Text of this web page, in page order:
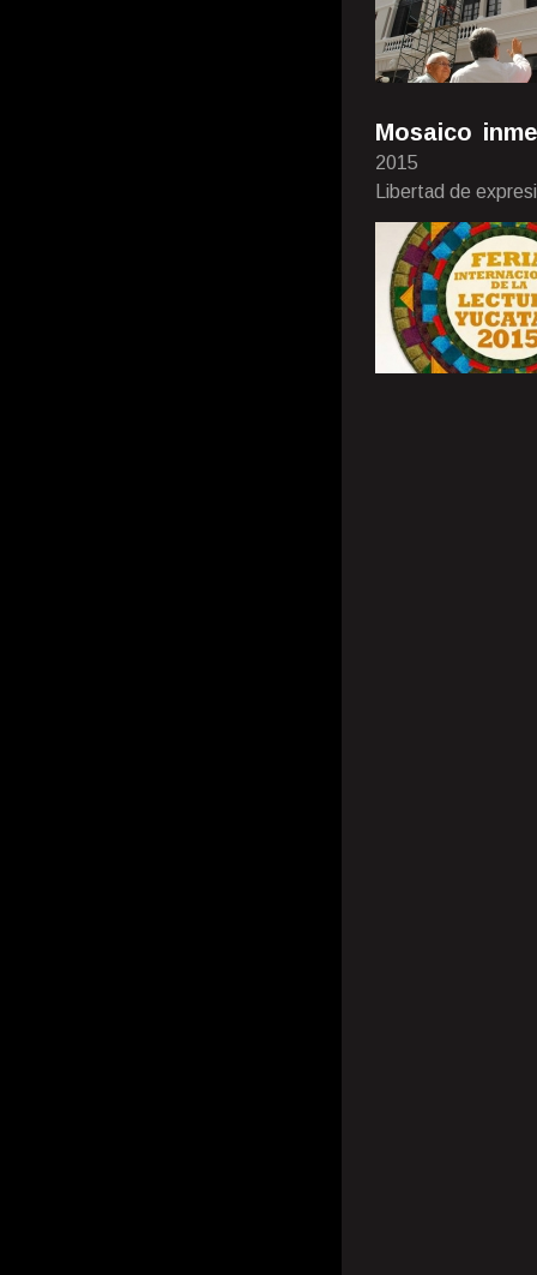
Mosaico
2015
Libertad de